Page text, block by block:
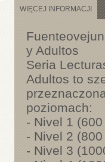
WIĘCEJ INFORMACJI
y Adultos
Seria
Adultos to
poziomach:
- Nivel 1
- Nivel 2
- Nivel 3